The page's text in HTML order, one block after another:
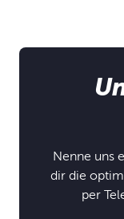
Nenne uns
dir die
per